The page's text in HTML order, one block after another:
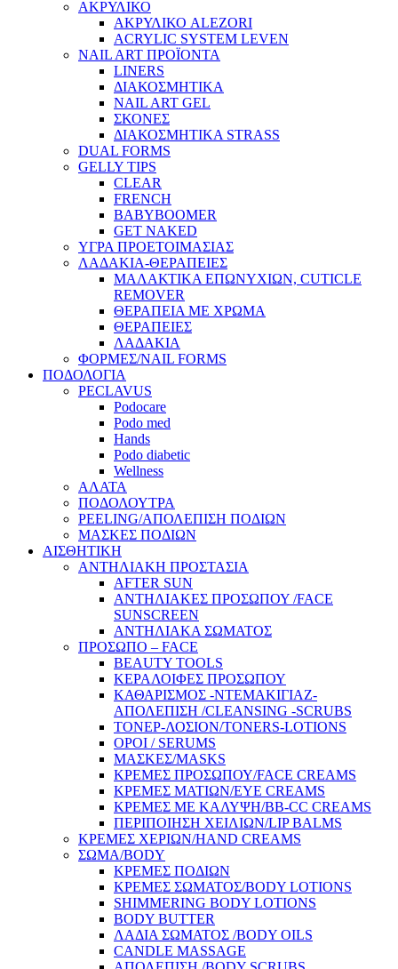
ΑΚΡΥΛΙΚΟ
ΑΚΡΥΛΙΚΟ ALEZORI
ACRYLIC SYSTEM LEVEN
NAIL ART ΠΡΟΪΟΝΤΑ
LINERS
ΔΙΑΚΟΣΜΗΤΙΚΑ
NAIL ART GEL
ΣΚΟΝΕΣ
ΔΙΑΚΟΣΜΗΤΙΚΑ STRASS
DUAL FORMS
GELLY TIPS
CLEAR
FRENCH
BABYBOOMER
GET NAKED
ΥΓΡΑ ΠΡΟΕΤΟΙΜΑΣΙΑΣ
ΛΑΔΑΚΙΑ-ΘΕΡΑΠΕΙΕΣ
ΜΑΛΑΚΤΙΚΑ ΕΠΩΝΥΧΙΩΝ, CUTICLE
REMOVER
ΘΕΡΑΠΕΙΑ ΜΕ ΧΡΩΜΑ
ΘΕΡΑΠΕΙΕΣ
ΛΑΔΑΚΙΑ
ΦΟΡΜΕΣ/NAIL FORMS
ΠΟΔΟΛΟΓΙΑ
PECLAVUS
Podocare
Podo med
Hands
Podo diabetic
Wellness
ΑΛΑΤΑ
ΠΟΔΟΛΟΥΤΡΑ
PEELING/ΑΠΟΛΕΠΙΣΗ ΠΟΔΙΩΝ
ΜΑΣΚΕΣ ΠΟΔΙΩΝ
ΑΙΣΘΗΤΙΚΗ
ΑΝΤΗΛΙΑΚΗ ΠΡΟΣΤΑΣΙΑ
AFTER SUN
ΑΝΤΗΛΙΑΚΕΣ ΠΡΟΣΩΠΟΥ /FACE
SUNSCREEN
ΑΝΤΗΛΙΑΚΑ ΣΩΜΑΤΟΣ
ΠΡΟΣΩΠΟ – FACE
BEAUTY TOOLS
ΚΕΡΑΛΟΙΦΕΣ ΠΡΟΣΩΠΟΥ
ΚΑΘΑΡΙΣΜΟΣ -ΝΤΕΜΑΚΙΓΙΑΖ-
ΑΠΟΛΕΠΙΣΗ /CLEANSING -SCRUBS
ΤΟΝΕΡ-ΛΟΣΙΟΝ/TONERS-LOTIONS
ΟΡΟΙ / SERUMS
ΜΑΣΚΕΣ/MASKS
ΚΡΕΜΕΣ ΠΡΟΣΩΠΟΥ/FACE CREAMS
ΚΡΕΜΕΣ ΜΑΤΙΩΝ/EYE CREAMS
ΚΡΕΜΕΣ ΜΕ ΚΑΛΥΨΗ/BB-CC CREAMS
ΠΕΡΙΠΟΙΗΣΗ ΧΕΙΛΙΩΝ/LIP BALMS
ΚΡΕΜΕΣ ΧΕΡΙΩΝ/HAND CREAMS
ΣΩΜΑ/BODY
ΚΡΕΜΕΣ ΠΟΔΙΩΝ
ΚΡΕΜΕΣ ΣΩΜΑΤΟΣ/BODY LOTIONS
SHIMMERING BODY LOTIONS
BODY BUTTER
ΛΑΔΙΑ ΣΩΜΑΤΟΣ /BODY OILS
CANDLE MASSAGE